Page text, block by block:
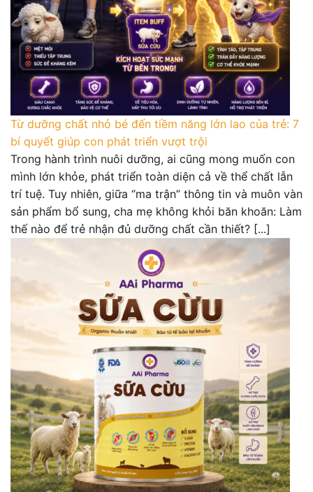
Từ dưỡng chất nhỏ bé đến tiềm năng lớn lao của trẻ: 7
bí quyết giúp con phát triển vượt trội
Trong hành trình nuôi dưỡng, ai cũng mong muốn con
mình lớn khỏe, phát triển toàn diện cả về thể chất lẫn
trí tuệ. Tuy nhiên, giữa “ma trận” thông tin và muôn vàn
sản phẩm bổ sung, cha mẹ không khỏi băn khoăn: Làm
thế nào để trẻ nhận đủ dưỡng chất cần thiết? [...]